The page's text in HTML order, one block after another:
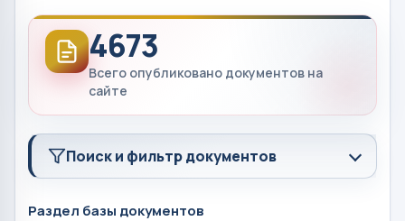
4673
Всего опубликовано документов на
сайте
Поиск и фильтр документов
Раздел базы документов